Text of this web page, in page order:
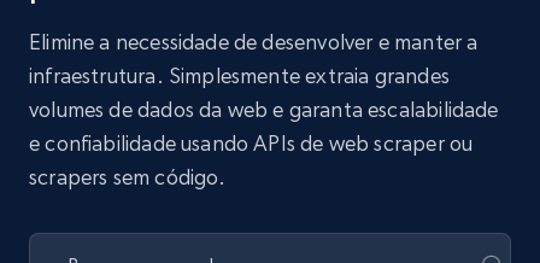
Elimine a necessidade de desenvolver e manter a
infraestrutura. Simplesmente extraia grandes
volumes de dados da web e garanta escalabilidade
e confiabilidade usando APIs de web scraper ou
scrapers sem código.